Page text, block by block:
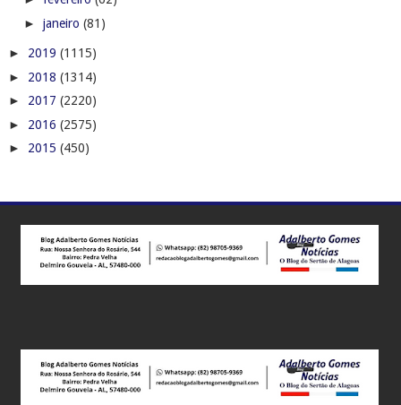
► janeiro (81)
► 2019 (1115)
► 2018 (1314)
► 2017 (2220)
► 2016 (2575)
► 2015 (450)